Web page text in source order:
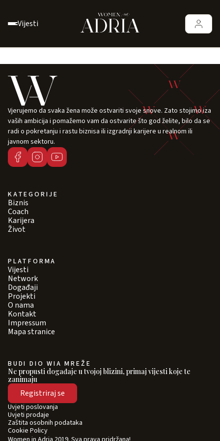
Vijesti
Vjerujemo da svaka žena može ostvariti svoje snove. Zato stojimo iza
vaših ambicija i pomažemo vam da ostvarite što god želite, bilo da se
radi o pokretanju i rastu biznisa ili izgradnji karijere u realnom ili
javnom sektoru.
KATEGORIJE
Biznis
Coach
Karijera
Život
PLATFORMA
Vijesti
Network
Događaji
Projekti
O nama
Kontakt
Impressum
Mapa stranice
BUDI DIO WIA MREŽE
Ne propusti događaje u tvojoj blizini, primaj vijesti koje te
zanimaju
Registriraj se
Uvjeti poslovanja
Uvjeti prodaje
Zaštita osobnih podataka
Cookie Policy